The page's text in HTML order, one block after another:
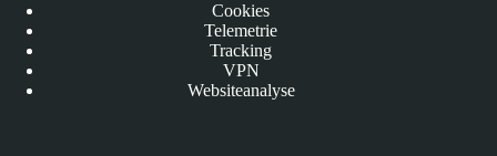
Cookies
Telemetrie
Tracking
VPN
Websiteanalyse